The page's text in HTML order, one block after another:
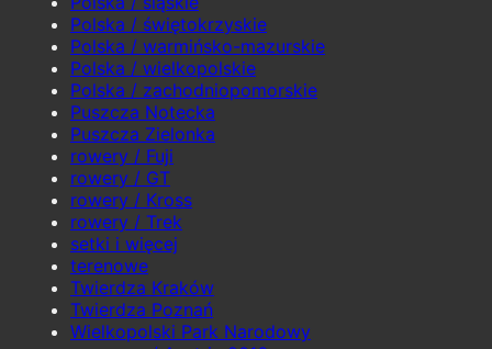
Polska / świętokrzyskie
Polska / warmińsko-mazurskie
Polska / wielkopolskie
Polska / zachodniopomorskie
Puszcza Notecka
Puszcza Zielonka
rowery / Fuji
rowery / GT
rowery / Kross
rowery / Trek
setki i więcej
terenowe
Twierdza Kraków
Twierdza Poznań
Wielkopolski Park Narodowy